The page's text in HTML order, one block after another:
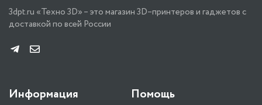
3dpt.ru «Техно 3D» – это магазин 3D–принтеров и гаджетов с
доставкой по всей России
Информация Помощь